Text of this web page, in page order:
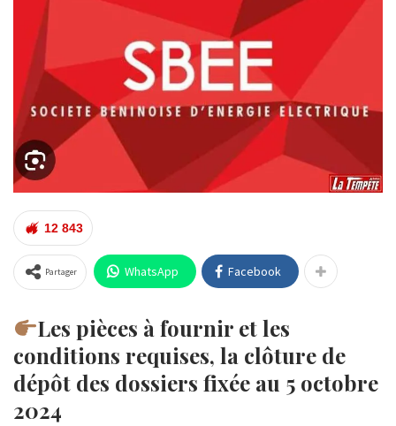
12 843
Partager WhatsApp Facebook
Les pièces à fournir et les
conditions requises, la clôture de
dépôt des dossiers fixée au 5 octobre
2024